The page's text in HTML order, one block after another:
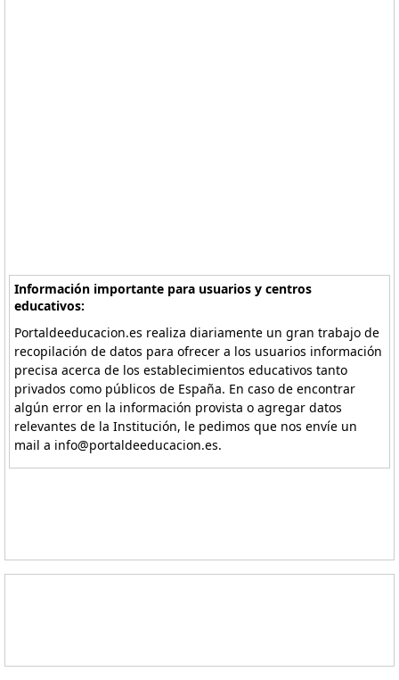
Información importante para usuarios y centros
educativos:
Portaldeeducacion.es realiza diariamente un gran trabajo de
recopilación de datos para ofrecer a los usuarios información
precisa acerca de los establecimientos educativos tanto
privados como públicos de España. En caso de encontrar
algún error en la información provista o agregar datos
relevantes de la Institución, le pedimos que nos envíe un
mail a info@portaldeeducacion.es.